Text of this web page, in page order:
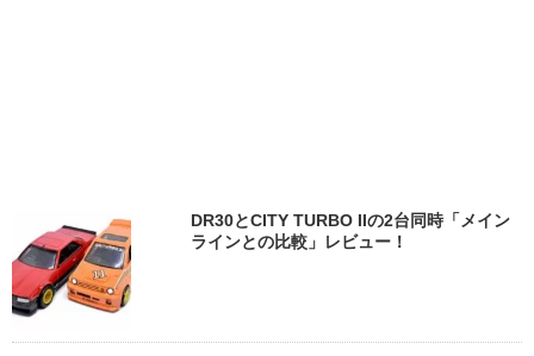
DR30とCITY TURBO IIの2台同時「メイン
ラインとの比較」レビュー！